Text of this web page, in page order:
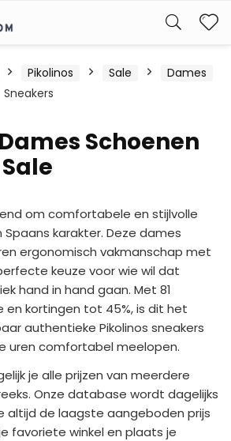
Pikolinos Sale
Dames
Sneakers
Schoenen
om comfortabele en stijlvolle
karakter. Deze dames
ergonomisch vakmanschap met
keuze voor wie wil dat
hand in hand gaan. Met 81
en kortingen tot 45%, is dit het
authentieke Pikolinos sneakers
uren comfortabel meelopen.
je alle prijzen van meerdere
Onze database wordt dagelijks
altijd de laagste aangeboden prijs
favoriete winkel en plaats je